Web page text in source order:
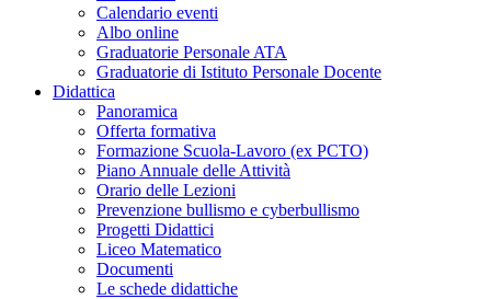
Calendario eventi
Albo online
Graduatorie Personale ATA
Graduatorie di Istituto Personale Docente
Didattica
Panoramica
Offerta formativa
Formazione Scuola-Lavoro (ex PCTO)
Piano Annuale delle Attività
Orario delle Lezioni
Prevenzione bullismo e cyberbullismo
Progetti Didattici
Liceo Matematico
Documenti
Le schede didattiche